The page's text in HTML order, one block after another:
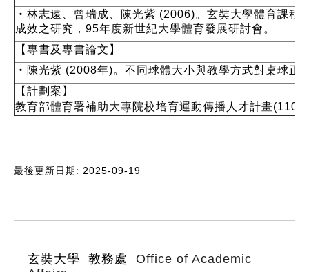
‧林志遠、曾瑞成、陳光紫 (2006)。玄奘大學體育課程
成效之研究，95年度新世紀大學體育發展研討會。
【 專書及專書論文 】
‧陳光紫 (2008年)。不同球體大小與教學方式對桌球正
【計劃案】
教育部體育署補助大專院校培育運動傳播人才計畫(110
最後更新日期: 2025-09-19
玄奘大學 教務處 Office of Academic